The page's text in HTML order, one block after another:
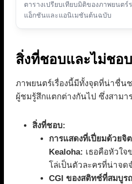
ตารางเปรียบเทียบมิติของภาพยนตร์
แอ็กชันและแอนิเมชันต้นฉบับ
สิ่งที่ชอบและไม่ชอบ
ภาพยนตร์เรื่องนี้มีทั้งจุดที่น่าชื่น
ผู้ชมรู้สึกแตกต่างกันไป ซึ่งสามา
สิ่งที่ชอบ:
การแสดงที่เปี่ยมด้วย
Kealoha: เธอคือหัวใจ
โล่เป็นตัวละครที่น่าจด
CGI ของสติทช์ที่สมบู